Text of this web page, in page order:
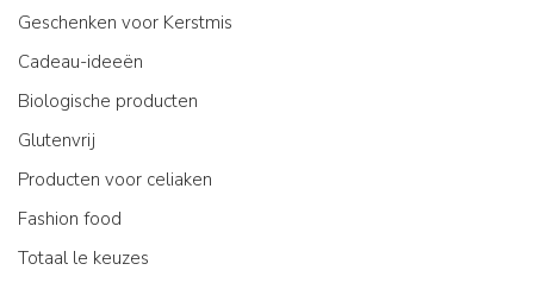
Geschenken voor Kerstmis
Cadeau-ideeën
Biologische producten
Glutenvrij
Producten voor celiaken
Fashion food
Totaal le keuzes